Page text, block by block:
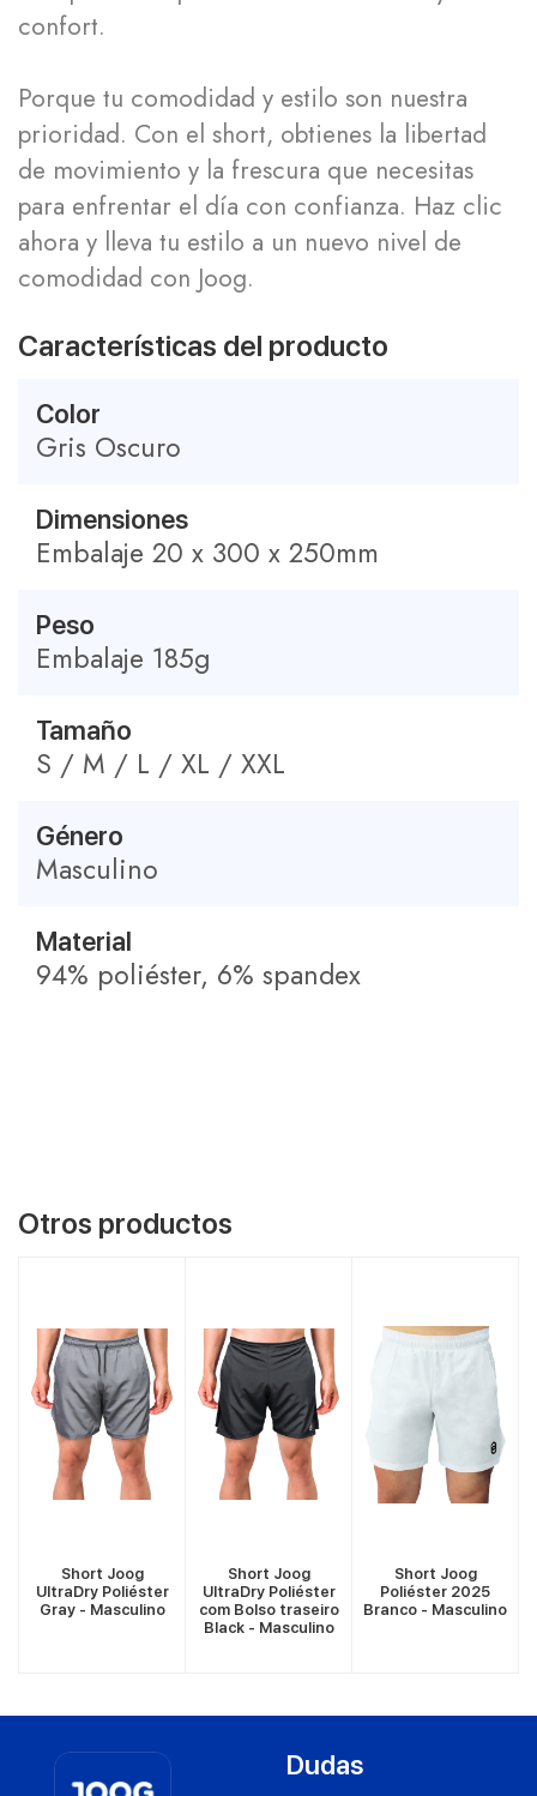
confort.
Porque tu comodidad y estilo son nuestra
prioridad. Con el short, obtienes la libertad
de movimiento y la frescura que necesitas
para enfrentar el día con confianza. Haz clic
ahora y lleva tu estilo a un nuevo nivel de
comodidad con Joog.
Características del producto
Color
Gris Oscuro
Dimensiones
Embalaje 20 x 300 x 250mm
Peso
Embalaje 185g
Tamaño
S / M / L / XL / XXL
Género
Masculino
Material
94% poliéster, 6% spandex
Otros productos
VER MÁS
Short Joog
UltraDry Poliéster
Gray - Masculino
VER MÁS
Short Joog
UltraDry Poliéster
com Bolso traseiro
Black - Masculino
VER MÁS
Short Joog
Poliéster 2025
Branco - Masculino
Dudas